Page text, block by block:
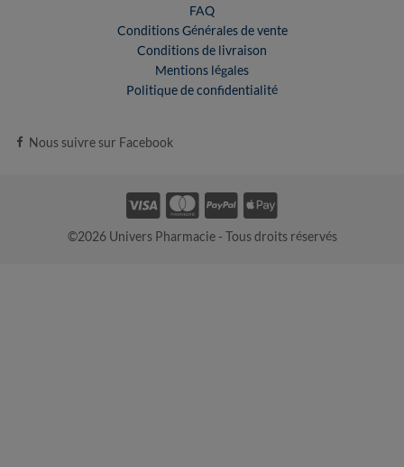
FAQ
Conditions Générales de vente
Conditions de livraison
Mentions légales
Politique de confidentialité
Nous suivre sur Facebook
©2026 Univers Pharmacie - Tous droits réservés